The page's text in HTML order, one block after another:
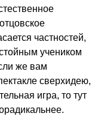
частностей,
учеником
же вам
сверхидею,
игра, то тут